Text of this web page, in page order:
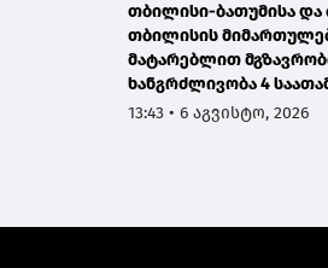
თბილისი-ბათუმისა და
თბილისის
მატარებლით
ხანგრძლივობა 4
თბილისი-ბათუმი-
13:43 • 6 აგვისტო, 2026